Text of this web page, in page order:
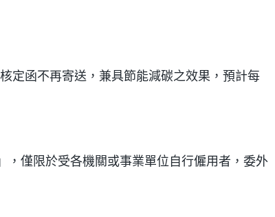
定函不再寄送，兼具節能減碳之效果，預計每
僅限於受各機關或事業單位自行僱用者，委外